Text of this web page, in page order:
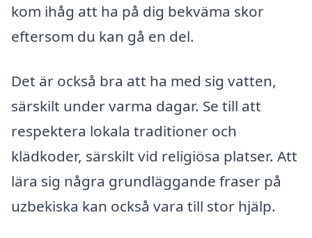
kom ihåg att ha på dig bekväma skor
eftersom du kan gå en del.
Det är också bra att ha med sig vatten,
särskilt under varma dagar. Se till att
respektera lokala traditioner och
klädkoder, särskilt vid religiösa platser. Att
lära sig några grundläggande fraser på
uzbekiska kan också vara till stor hjälp.